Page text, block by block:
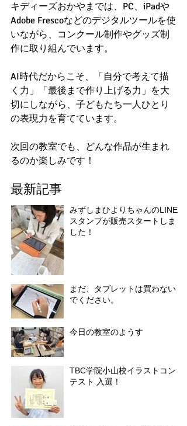
キディーズおかやまでは、PC、iPadや
Adobe Frescoなどのデジタルツールを使
いながら、コンクール制作やグッズ制
作に取り組んでいます。
AI時代だからこそ、「自分で考えて描
く力」「最後まで作り上げる力」を大
切にしながら、子どもたち一人ひとり
の表現力を育てています。
次回の教室でも、どんな作品が生まれ
るのか楽しみです！
最新記事
みずしまひよりちゃんのLINE
スタンプが販売スタートしま
した！
まだ、タブレットは買わない
でください。
今日の教室のようす
TBC学院小山校イラストコン
テスト 入選！